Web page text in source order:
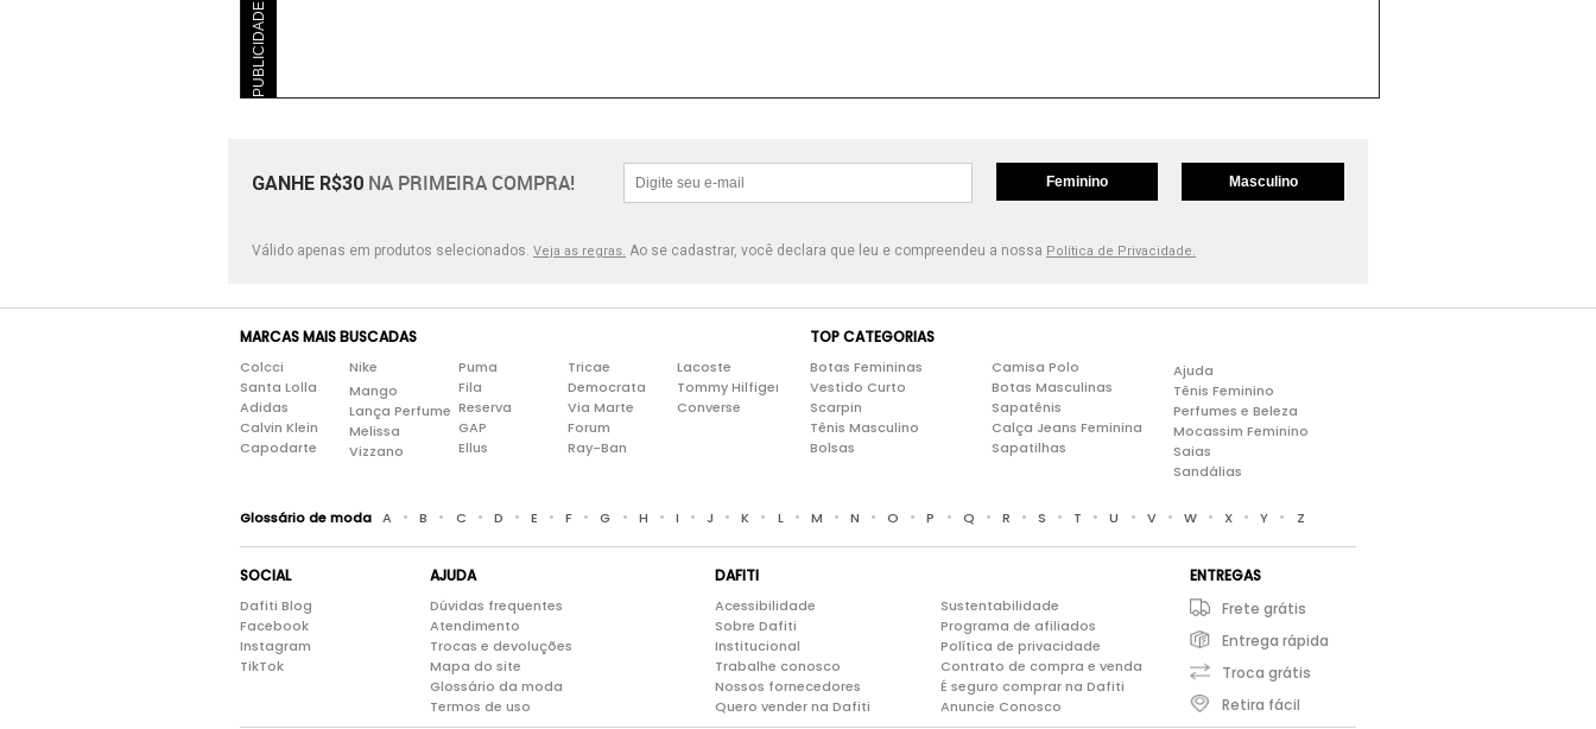
PUBLICIDADE
GANHE R$30 NA PRIMEIRA COMPRA! Feminino Masculino
Válido apenas em produtos selecionados. Veja as regras. Ao se cadastrar, você declara que leu e compreendeu a nossa Política de Privacidade.
MARCAS MAIS BUSCADAS
Colcci
Santa Lolla
Adidas
Calvin Klein
Capodarte
Nike
Mango
Lança Perfume
Melissa
Vizzano
Puma
Fila
Reserva
GAP
Ellus
Tricae
Democrata
Via Marte
Forum
Ray-Ban
Lacoste
Tommy Hilfiger
Converse
TOP CATEGORIAS
Botas Femininas
Vestido Curto
Scarpin
Tênis Masculino
Bolsas
Camisa Polo
Botas Masculinas
Sapatênis
Calça Jeans Feminina
Sapatilhas
Ajuda
Tênis Feminino
Perfumes e Beleza
Mocassim Feminino
Saias
Sandálias
Glossário de moda A • B • C • D • E • F • G • H • I • J • K • L • M • N • O • P • Q • R • S • T • U • V • W • X • Y • Z
SOCIAL
Dafiti Blog
Facebook
Instagram
TikTok
AJUDA
Dúvidas frequentes
Atendimento
Trocas e devoluções
Mapa do site
Glossário da moda
Termos de uso
DAFITI
Acessibilidade
Sobre Dafiti
Institucional
Trabalhe conosco
Nossos fornecedores
Quero vender na Dafiti
Sustentabilidade
Programa de afiliados
Política de privacidade
Contrato de compra e venda
É seguro comprar na Dafiti
Anuncie Conosco
ENTREGAS
Frete grátis
Entrega rápida
Troca grátis
Retira fácil